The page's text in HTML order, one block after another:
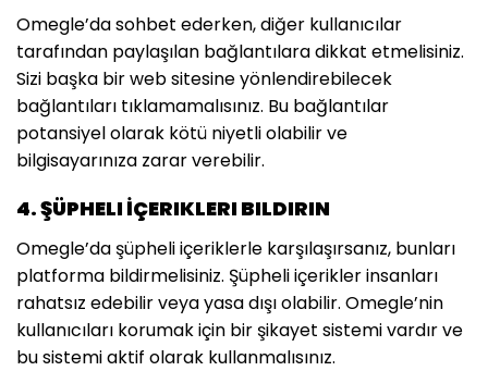
Omegle’da sohbet ederken, diğer kullanıcılar
tarafından paylaşılan bağlantılara dikkat etmelisiniz.
Sizi başka bir web sitesine yönlendirebilecek
bağlantıları tıklamamalısınız. Bu bağlantılar
potansiyel olarak kötü niyetli olabilir ve
bilgisayarınıza zarar verebilir.
4. ŞÜPHELI İÇERIKLERI BILDIRIN
Omegle’da şüpheli içeriklerle karşılaşırsanız, bunları
platforma bildirmelisiniz. Şüpheli içerikler insanları
rahatsız edebilir veya yasa dışı olabilir. Omegle’nin
kullanıcıları korumak için bir şikayet sistemi vardır ve
bu sistemi aktif olarak kullanmalısınız.